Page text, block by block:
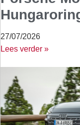
27/07/2026
Lees verder »